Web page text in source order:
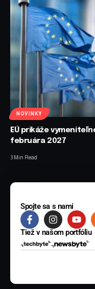
NOVINKY
EÚ prikáže
februára 2027
3 Min Read
Spojte sa s nami
Tiež v našom portfóliu